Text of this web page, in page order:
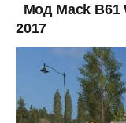
Мод Mack B61
2017